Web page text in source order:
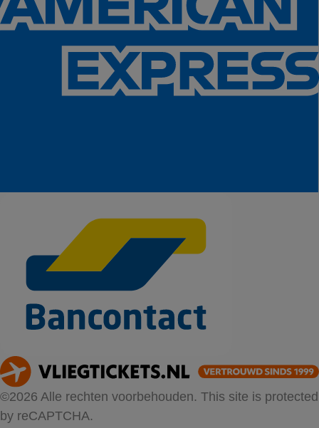
©2026 Alle rechten voorbehouden. This site is protected
by reCAPTCHA.